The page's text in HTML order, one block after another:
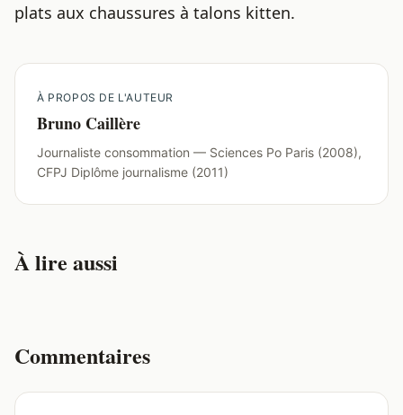
plats aux chaussures à talons kitten.
À PROPOS DE L'AUTEUR
Bruno Caillère
Journaliste consommation — Sciences Po Paris (2008),
CFPJ Diplôme journalisme (2011)
À lire aussi
Commentaires